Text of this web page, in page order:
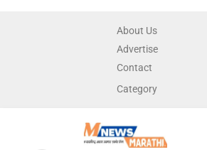
About Us
Advertise
Contact
Category